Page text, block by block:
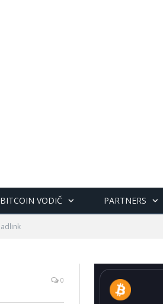
BITCOIN VODIČ PARTNERS
adlink
0